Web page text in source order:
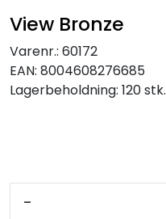
View Bronze
Varenr.: 60172
EAN: 8004608276685
Lagerbeholdning: 120 stk.
-